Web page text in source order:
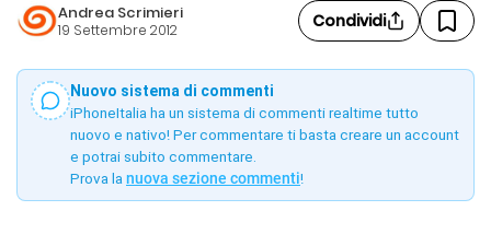
Andrea Scrimieri
19 Settembre 2012 Condividi
Nuovo sistema di commenti
iPhoneItalia ha un sistema di commenti realtime tutto
nuovo e nativo! Per commentare ti basta creare un account
e potrai subito commentare.
Prova la nuova sezione commenti!